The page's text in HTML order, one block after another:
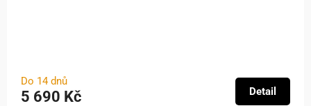
Do 14 dnů
5 690 Kč Detail